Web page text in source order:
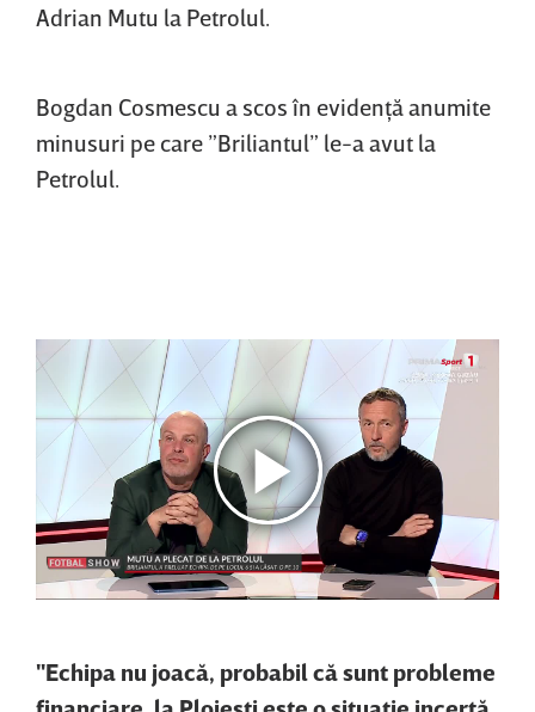
Adrian Mutu la Petrolul.
Bogdan Cosmescu a scos în evidenţă anumite
minusuri pe care ”Briliantul” le-a avut la
Petrolul.
"Echipa nu joacă, probabil că sunt probleme